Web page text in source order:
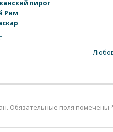
пирог
Рим
.
Обязательные поля помечены